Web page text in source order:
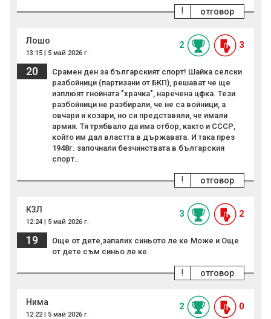
отговор
!
Лошо
13:15 | 5 май 2026 г.
2 3
20
Срамен ден за българският спорт! Шайка селски
разбойници (партизани от БКП), решават че ще
изплюят гнойната "храчка", наречена цфка. Тези
разбойници не разбирали, че не са войници, а
овчари и козари, но си представяли, че имали
армия. Тя трябвало да има отбор, както и СССР,
който им дал властта в държавата. И така през
1948г. започнали безчинствата в българския
спорт..
отговор
!
К3Л
12:24 | 5 май 2026 г.
3 2
19
Още от дете,запалих синьото ле ке.Може и Още
от дете съм синьо ле ке.
отговор
!
Нима
12:22 | 5 май 2026 г.
2 0